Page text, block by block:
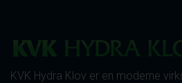
KVK Hydra Klov er en moderne